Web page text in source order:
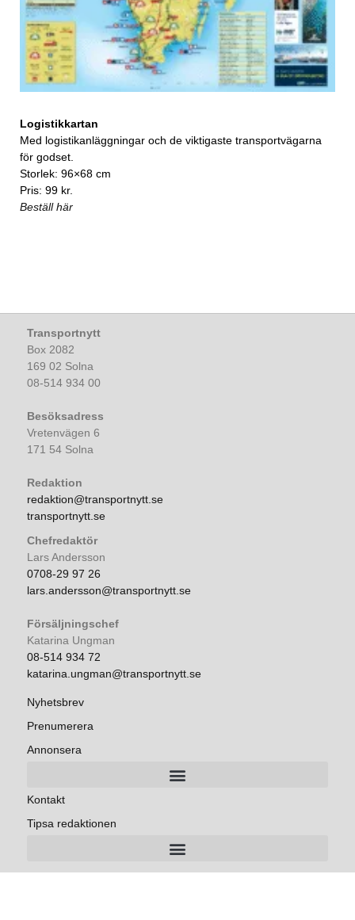
Logistikkartan
Med logistikanläggningar och de viktigaste transportvägarna
för godset.
Storlek: 96×68 cm
Pris: 99 kr.
Beställ här
Transportnytt
Box 2082
169 02 Solna
08-514 934 00
Besöksadress
Vretenvägen 6
171 54 Solna
Redaktion
redaktion@transportnytt.se
transportnytt.se
Chefredaktör
Lars Andersson
0708-29 97 26
lars.andersson@transportnytt.se
Försäljningschef
Katarina Ungman
08-514 934 72
katarina.ungman@transportnytt.se
Nyhetsbrev
Prenumerera
Annonsera
Kontakt
Tipsa redaktionen